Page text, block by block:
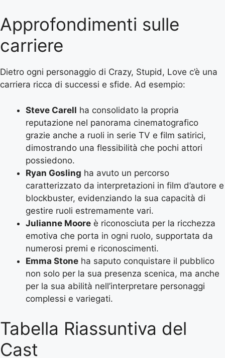
Approfondimenti sulle
carriere
Dietro ogni personaggio di Crazy, Stupid, Love c’è una
carriera ricca di successi e sfide. Ad esempio:
Steve Carell ha consolidato la propria
reputazione nel panorama cinematografico
grazie anche a ruoli in serie TV e film satirici,
dimostrando una flessibilità che pochi attori
possiedono.
Ryan Gosling ha avuto un percorso
caratterizzato da interpretazioni in film d’autore e
blockbuster, evidenziando la sua capacità di
gestire ruoli estremamente vari.
Julianne Moore è riconosciuta per la ricchezza
emotiva che porta in ogni ruolo, supportata da
numerosi premi e riconoscimenti.
Emma Stone ha saputo conquistare il pubblico
non solo per la sua presenza scenica, ma anche
per la sua abilità nell’interpretare personaggi
complessi e variegati.
Tabella Riassuntiva del
Cast